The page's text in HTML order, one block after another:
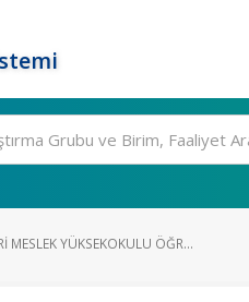
MESLEK YÜKSEKOKULU ÖĞR...